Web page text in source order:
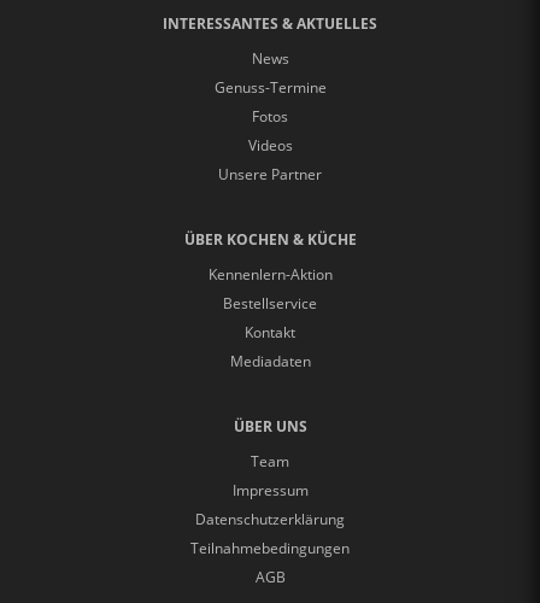
INTERESSANTES & AKTUELLES
News
Genuss-Termine
Fotos
Videos
Unsere Partner
ÜBER KOCHEN & KÜCHE
Kennenlern-Aktion
Bestellservice
Kontakt
Mediadaten
ÜBER UNS
Team
Impressum
Datenschutzerklärung
Teilnahmebedingungen
AGB